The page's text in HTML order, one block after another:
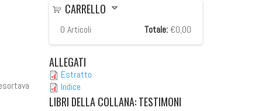
CARRELLO
0 Articoli Totale: €0,00
ALLEGATI
Estratto
Indice
LIBRI DELLA COLLANA: TESTIMONI